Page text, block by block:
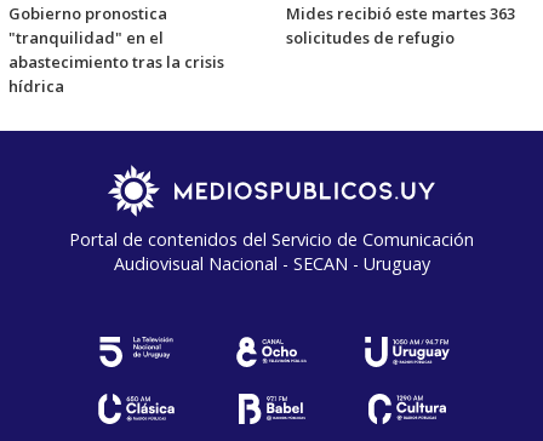
Gobierno pronostica
"tranquilidad" en el
abastecimiento tras la crisis
hídrica
Mides recibió este martes 363
solicitudes de refugio
Portal de contenidos del Servicio de Comunicación
Audiovisual Nacional - SECAN - Uruguay